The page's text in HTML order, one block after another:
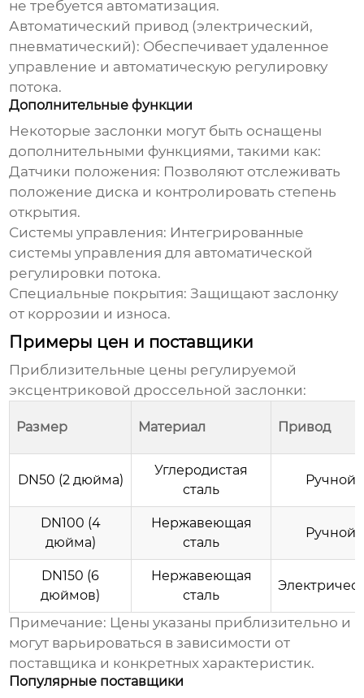
не требуется автоматизация.
Автоматический привод (электрический,
пневматический): Обеспечивает удаленное
управление и автоматическую регулировку
потока.
Дополнительные функции
Некоторые заслонки могут быть оснащены
дополнительными функциями, такими как:
Датчики положения: Позволяют отслеживать
положение диска и контролировать степень
открытия.
Системы управления: Интегрированные
системы управления для автоматической
регулировки потока.
Специальные покрытия: Защищают заслонку
от коррозии и износа.
Примеры цен и поставщики
Приблизительные цены регулируемой
эксцентриковой дроссельной заслонки:
Размер Материал Привод
DN50 (2 дюйма)
Углеродистая
сталь
Ручной
DN100 (4
дюйма)
Нержавеющая
сталь
Ручной
DN150 (6
дюймов)
Нержавеющая
сталь
Примечание: Цены указаны приблизительно и
могут варьироваться в зависимости от
поставщика и конкретных характеристик.
Популярные поставщики